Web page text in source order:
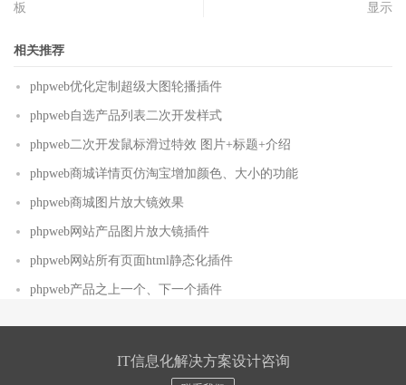
板
显示
相关推荐
phpweb优化定制超级大图轮播插件
phpweb自选产品列表二次开发样式
phpweb二次开发鼠标滑过特效 图片+标题+介绍
phpweb商城详情页仿淘宝增加颜色、大小的功能
phpweb商城图片放大镜效果
phpweb网站产品图片放大镜插件
phpweb网站所有页面html静态化插件
phpweb产品之上一个、下一个插件
IT信息化解决方案设计咨询